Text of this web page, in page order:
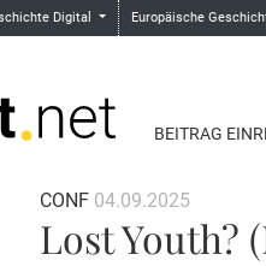
Digital Europäische
BEITRAG
CONF 04.09.2025
Lost Youth?